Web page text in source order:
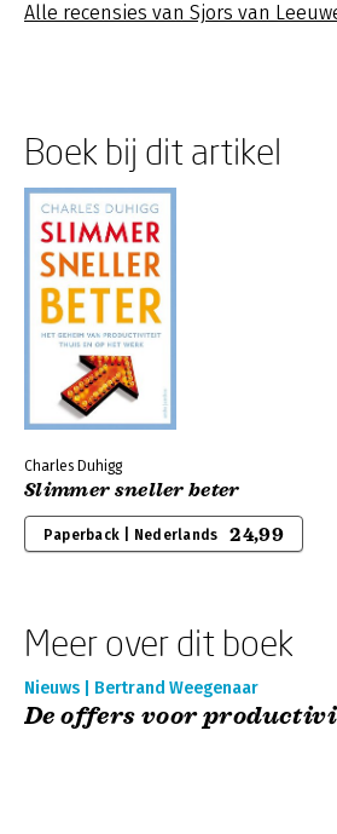
Alle recensies van Sjors van
Boek bij dit artikel
Charles Duhigg
Slimmer sneller beter
Paperback | Nederlands 24,99
Meer over dit boek
Nieuws | Bertrand Weegenaar
De offers voor